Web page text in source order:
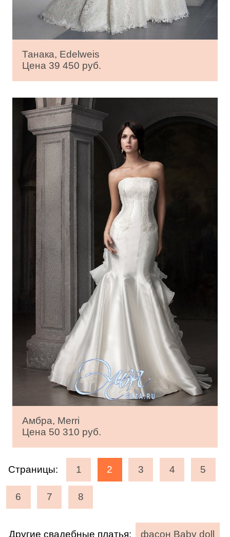
Танака, Edelweis
Цена 39 450 руб.
Амбра, Merri
Цена 50 310 руб.
Страницы: 1 2 3 4 5
6 7 8
Другие свадебные платья: фасон Baby doll